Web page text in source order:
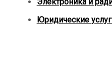
Юридические